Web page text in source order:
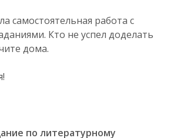
самостоятельная работа с
Кто не успел доделать
дома.
по литературному